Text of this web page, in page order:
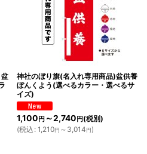
神社のぼり旗(名入れ専用商品)盆供養
ぼんくよう(選べるカラー・選べるサ
イズ)
1,100 円 ～2,740 円 (税別)
(税込 : 1,210円 ～3,014円)